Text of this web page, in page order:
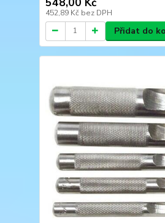
452,89 Kč bez DPH
Přidat do